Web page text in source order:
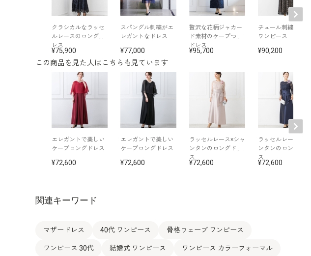
この商品を見た人はこちらも見ています
エレガントで美しい
ケープロングドレス
72,600
エレガントで美しい
ケープロングドレス
72,600
ラッセルレース×シャ
ンタンのロングドレ
ス
72,600
ラッセルレース×シャ
ンタンのロングドレ
ス
72,600
クラシカルなラッセ
ルレースのロングド
レス
75,900
スパングル刺繍がエ
レガントなドレス
77,000
贅沢な花柄ジャカー
ド素材のケープつき
ドレス
95,700
チュール刺繍の大人
ワンピース
90,200
関連キーワード
マザードレス 40代 ワンピース 骨格ウェーブ ワンピース
ワンピース 30代 結婚式 ワンピース ワンピース カラーフォーマル